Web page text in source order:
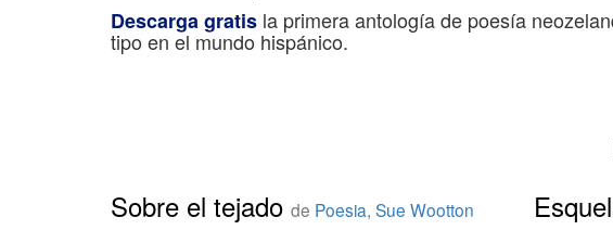
Descarga gratis la primera antología de poesía
tipo en el mundo hispánico.
Sobre el tejado de Poesia, Sue Wootton